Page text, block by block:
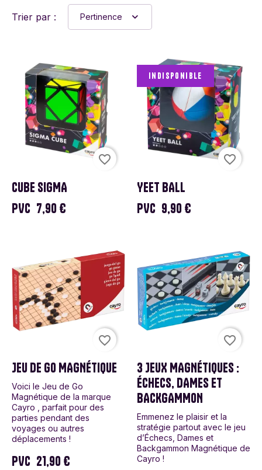
Trier par : Pertinence
CUBE SIGMA
PVC 7,90 €
favorite_border
Indisponible
YEET BALL
PVC 9,90 €
favorite_border
JEU DE GO MAGNÉTIQUE
Voici le Jeu de Go
Magnétique de la marque
Cayro , parfait pour des
parties pendant des
voyages ou autres
déplacements !
PVC 21,90 €
favorite_border
3 JEUX MAGNÉTIQUES :
ÉCHECS, DAMES ET
BACKGAMMON
Emmenez le plaisir et la
stratégie partout avec le jeu
d’Échecs, Dames et
Backgammon Magnétique de
Cayro !
favorite_border